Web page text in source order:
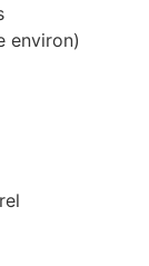
environ)